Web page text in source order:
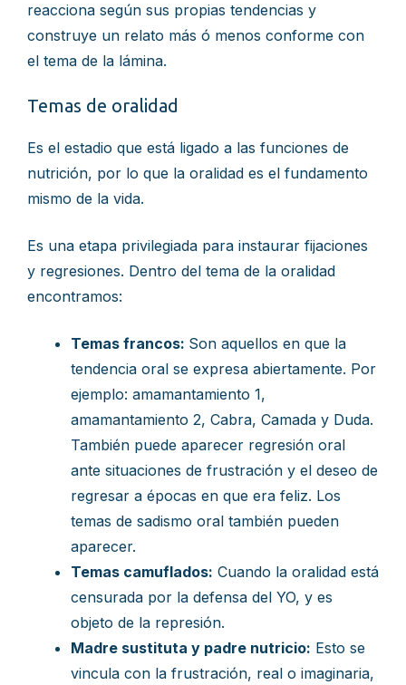
reacciona según sus propias tendencias y
construye un relato más ó menos conforme con
el tema de la lámina.
Temas de oralidad
Es el estadio que está ligado a las funciones de
nutrición, por lo que la oralidad es el fundamento
mismo de la vida.
Es una etapa privilegiada para instaurar fijaciones
y regresiones. Dentro del tema de la oralidad
encontramos:
Temas francos: Son aquellos en que la
tendencia oral se expresa abiertamente. Por
ejemplo: amamantamiento 1,
amamantamiento 2, Cabra, Camada y Duda.
También puede aparecer regresión oral
ante situaciones de frustración y el deseo de
regresar a épocas en que era feliz. Los
temas de sadismo oral también pueden
aparecer.
Temas camuflados: Cuando la oralidad está
censurada por la defensa del YO, y es
objeto de la represión.
Madre sustituta y padre nutricio: Esto se
vincula con la frustración, real o imaginaria,